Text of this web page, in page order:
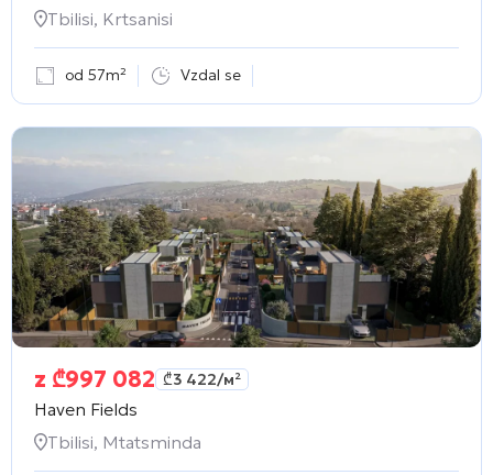
Tbilisi, Krtsanisi
od 57m² Vzdal se
z ₾997 082 ₾3 422/м²
Haven Fields
Tbilisi, Mtatsminda